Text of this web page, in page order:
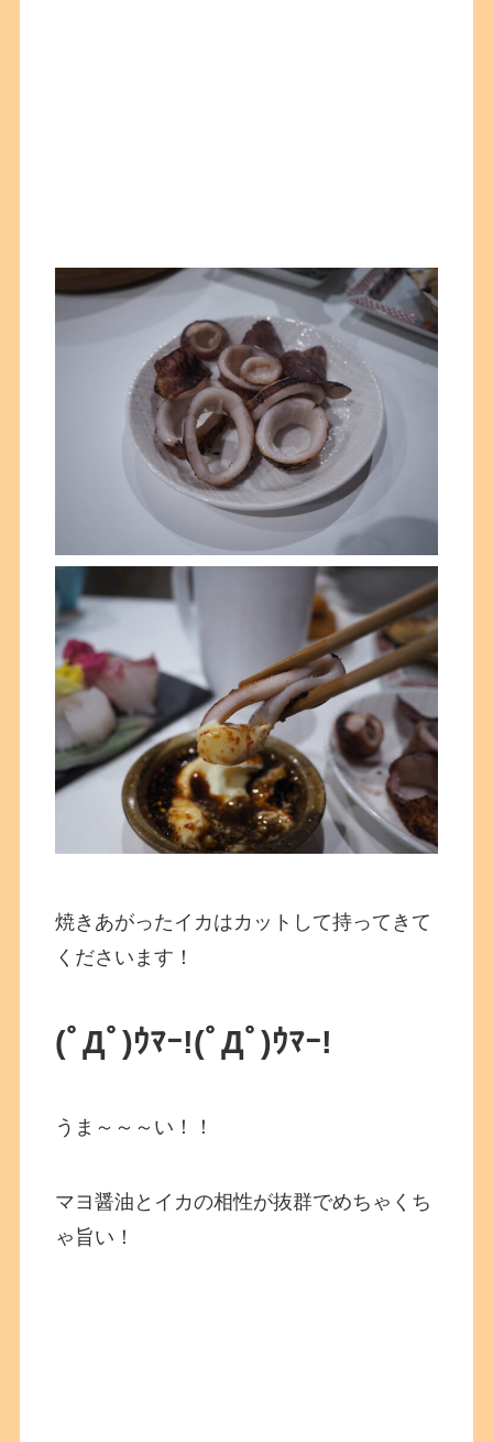
焼きあがったイカはカットして持ってきて
くださいます！
(ﾟДﾟ)ｳﾏｰ!(ﾟДﾟ)ｳﾏｰ!
うま～～～い！！
マヨ醤油とイカの相性が抜群でめちゃくち
ゃ旨い！